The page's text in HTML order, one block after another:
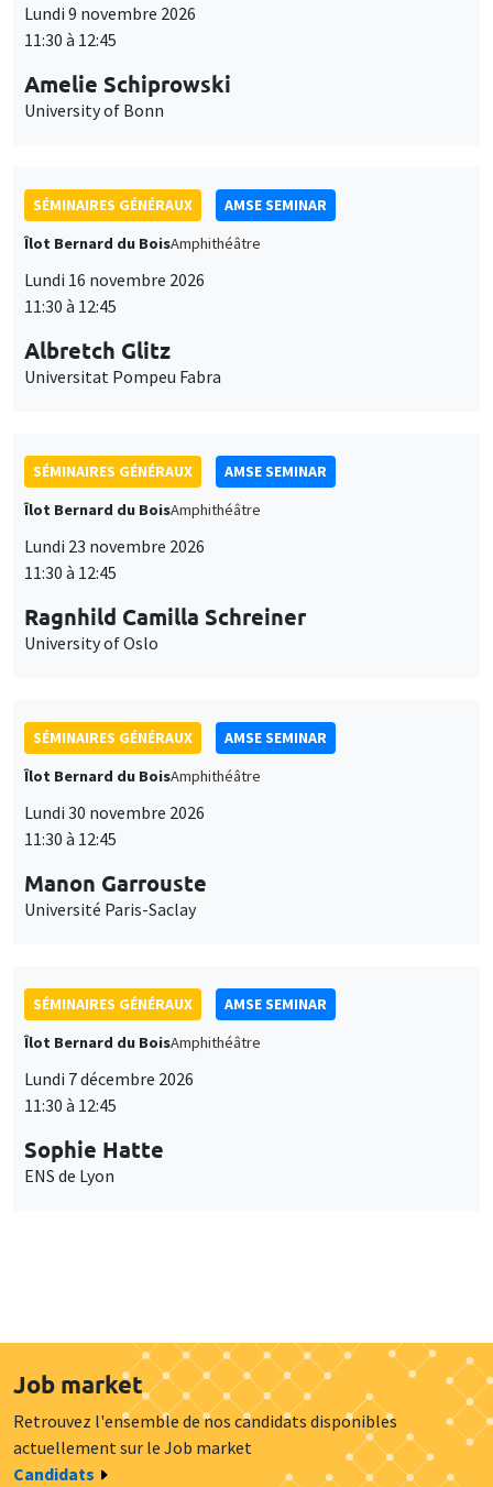
Lundi 9 novembre 2026
11:30 à 12:45
Amelie Schiprowski
University of Bonn
SÉMINAIRES GÉNÉRAUX
AMSE SEMINAR
Îlot Bernard du BoisAmphithéâtre
Lundi 16 novembre 2026
11:30 à 12:45
Albretch Glitz
Universitat Pompeu Fabra
SÉMINAIRES GÉNÉRAUX
AMSE SEMINAR
Îlot Bernard du BoisAmphithéâtre
Lundi 23 novembre 2026
11:30 à 12:45
Ragnhild Camilla Schreiner
University of Oslo
SÉMINAIRES GÉNÉRAUX
AMSE SEMINAR
Îlot Bernard du BoisAmphithéâtre
Lundi 30 novembre 2026
11:30 à 12:45
Manon Garrouste
Université Paris-Saclay
SÉMINAIRES GÉNÉRAUX
AMSE SEMINAR
Îlot Bernard du BoisAmphithéâtre
Lundi 7 décembre 2026
11:30 à 12:45
Sophie Hatte
ENS de Lyon
Job market
Retrouvez l'ensemble de nos candidats disponibles
actuellement sur le Job market
Candidats